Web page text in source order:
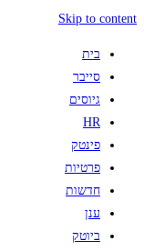
Skip to content
בית
סייבר
גיוסים
HR
פינטק
פרטיות
חדשות
ענן
ביוטק